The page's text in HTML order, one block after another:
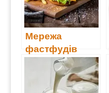
Мережа
фастфудів
Hesburger
відкривати